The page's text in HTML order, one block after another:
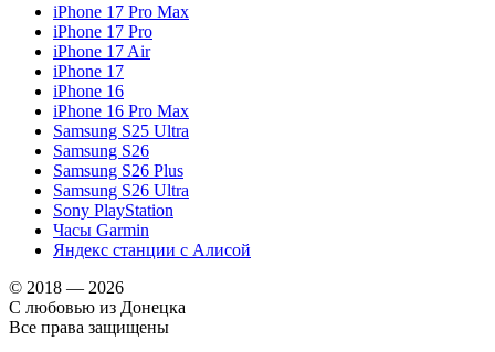
iPhone 17 Pro Max
iPhone 17 Pro
iPhone 17 Air
iPhone 17
iPhone 16
iPhone 16 Pro Max
Samsung S25 Ultra
Samsung S26
Samsung S26 Plus
Samsung S26 Ultra
Sony PlayStation
Часы Garmin
Яндекс станции с Алисой
© 2018 — 2026
С любовью из Донецка
Все права защищены